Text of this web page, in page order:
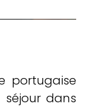
portugaise
dans